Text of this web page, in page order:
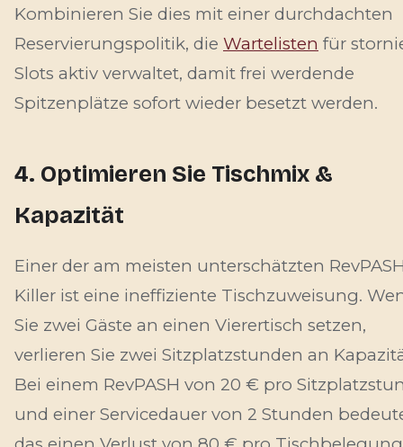
Kombinieren Sie dies mit einer durchdachten
Reservierungspolitik, die Wartelisten für
Slots aktiv verwaltet, damit frei werdende
Spitzenplätze sofort wieder besetzt werden.
4. Optimieren Sie Tischmix &
Kapazität
Einer der am meisten unterschätzten
Killer ist eine ineffiziente Tischzuweisung.
Sie zwei Gäste an einen Vierertisch setzen,
verlieren Sie zwei Sitzplatzstunden an
Bei einem RevPASH von 20 € pro
und einer Servicedauer von 2 Stunden